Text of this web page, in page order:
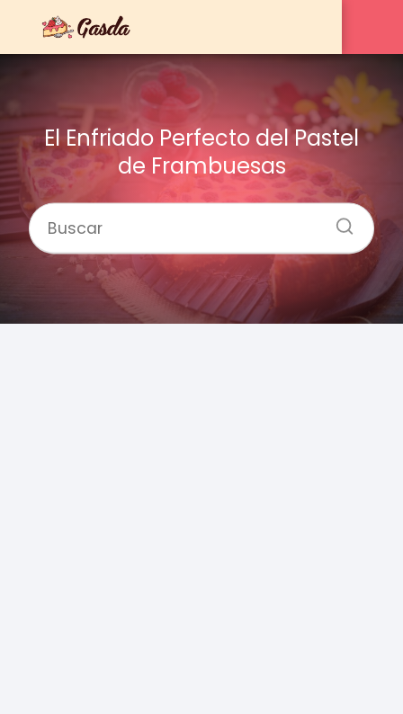
El Enfriado Perfecto del Pastel
de Frambuesas